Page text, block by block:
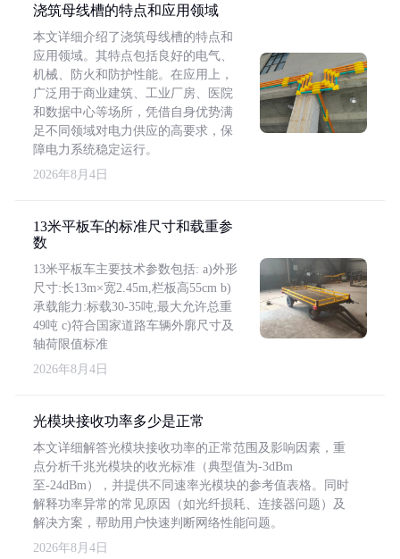
浇筑母线槽的特点和应用领域
本文详细介绍了浇筑母线槽的特点和
应用领域。其特点包括良好的电气、
机械、防火和防护性能。在应用上，
广泛用于商业建筑、工业厂房、医院
和数据中心等场所，凭借自身优势满
足不同领域对电力供应的高要求，保
障电力系统稳定运行。
2026年8月4日
13米平板车的标准尺寸和载重参
数
13米平板车主要技术参数包括: a)外形
尺寸:长13m×宽2.45m,栏板高55cm b)
承载能力:标载30-35吨,最大允许总重
49吨 c)符合国家道路车辆外廓尺寸及
轴荷限值标准
2026年8月4日
光模块接收功率多少是正常
本文详细解答光模块接收功率的正常范围及影响因素，重
点分析千兆光模块的收光标准（典型值为-3dBm
至-24dBm），并提供不同速率光模块的参考值表格。同时
解释功率异常的常见原因（如光纤损耗、连接器问题）及
解决方案，帮助用户快速判断网络性能问题。
2026年8月4日